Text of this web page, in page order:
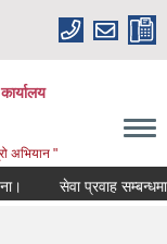
अभियान "
सेवा प्रवाह सम्बन्धमा।